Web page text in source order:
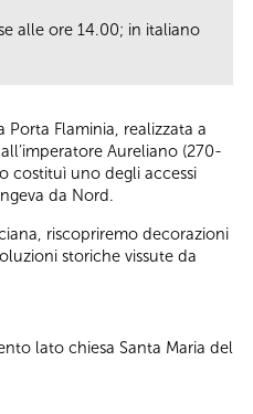
alle ore 14.00; in italiano
Porta Flaminia, realizzata a
Aureliano (270-
costituì uno degli accessi
da Nord.
riscopriremo decorazioni
storiche vissute da
lato chiesa Santa Maria del